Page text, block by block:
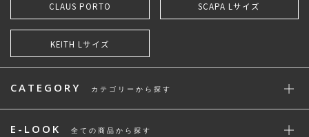
CLAUS PORTO SCAPA Lサイズ
KEITH Lサイズ
CATEGORY カテゴリーから探す
E-LOOK 全ての商品から探す